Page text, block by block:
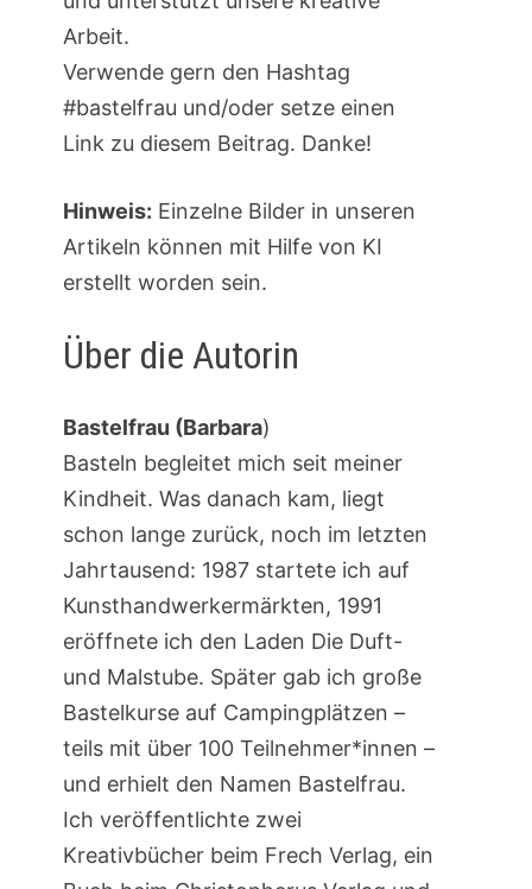
Arbeit.
Verwende gern den Hashtag
#bastelfrau und/oder setze einen
Link zu diesem Beitrag. Danke!
Hinweis: Einzelne Bilder in unseren
Artikeln können mit Hilfe von KI
erstellt worden sein.
Über die Autorin
Bastelfrau (Barbara)
Basteln begleitet mich seit meiner
Kindheit. Was danach kam, liegt
schon lange zurück, noch im letzten
Jahrtausend: 1987 startete ich auf
Kunsthandwerkermärkten, 1991
eröffnete ich den Laden Die Duft-
und Malstube. Später gab ich große
Bastelkurse auf Campingplätzen –
teils mit über 100 Teilnehmer*innen –
und erhielt den Namen Bastelfrau.
Ich veröffentlichte zwei
Kreativbücher beim Frech Verlag, ein